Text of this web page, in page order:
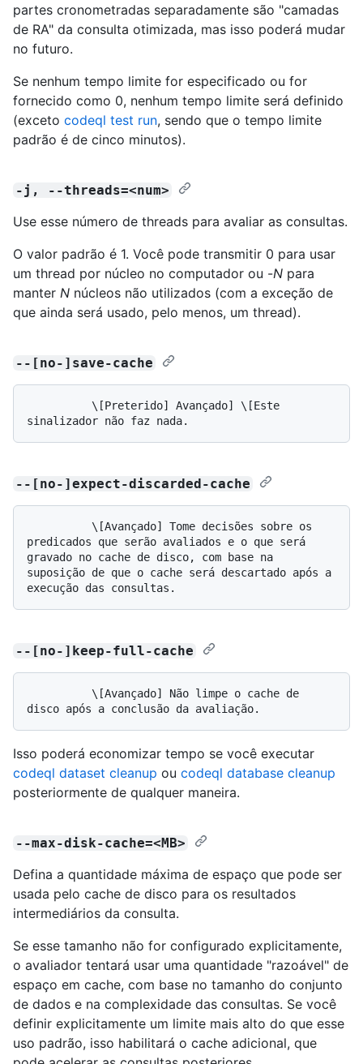
partes cronometradas separadamente são "camadas
de RA" da consulta otimizada, mas isso poderá mudar
no futuro.
Se nenhum tempo limite for especificado ou for
fornecido como 0, nenhum tempo limite será definido
(exceto codeql test run, sendo que o tempo limite
padrão é de cinco minutos).
-j, --threads=<num>
Use esse número de threads para avaliar as consultas.
O valor padrão é 1. Você pode transmitir 0 para usar
um thread por núcleo no computador ou -N para
manter N núcleos não utilizados (com a exceção de
que ainda será usado, pelo menos, um thread).
--[no-]save-cache
--[no-]expect-discarded-cache
predicados que serão avaliados e o que será
gravado no cache de disco, com base na
suposição de que o cache será descartado após a
--[no-]keep-full-cache
Isso poderá economizar tempo se você executar
codeql dataset cleanup ou codeql database cleanup
posteriormente de qualquer maneira.
--max-disk-cache=<MB>
Defina a quantidade máxima de espaço que pode ser
usada pelo cache de disco para os resultados
intermediários da consulta.
Se esse tamanho não for configurado explicitamente,
o avaliador tentará usar uma quantidade "razoável" de
espaço em cache, com base no tamanho do conjunto
de dados e na complexidade das consultas. Se você
definir explicitamente um limite mais alto do que esse
uso padrão, isso habilitará o cache adicional, que